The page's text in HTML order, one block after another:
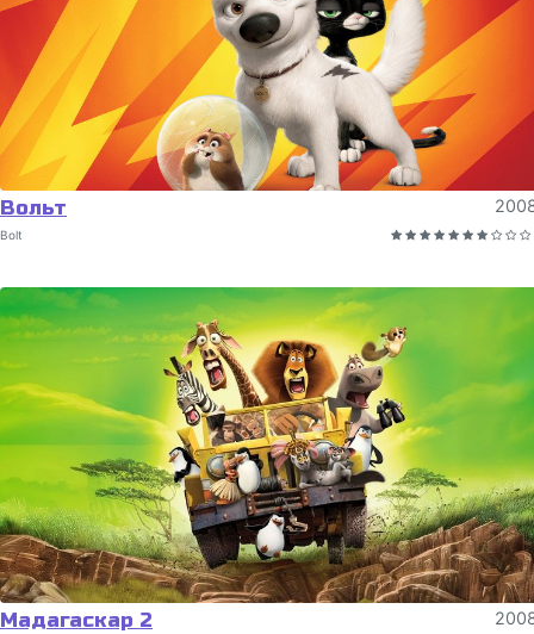
Вольт
Bolt
Мадагаскар 2